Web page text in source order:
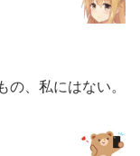
、私にはない。